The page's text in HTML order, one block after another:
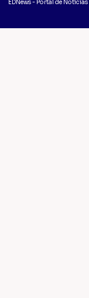
EDNews - Portal de